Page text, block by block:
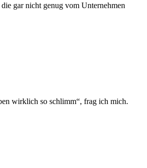
gar nicht genug vom Unternehmen
wirklich so schlimm“, frag ich mich.